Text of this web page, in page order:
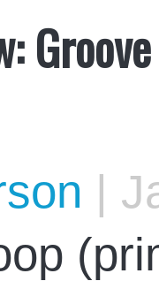
|